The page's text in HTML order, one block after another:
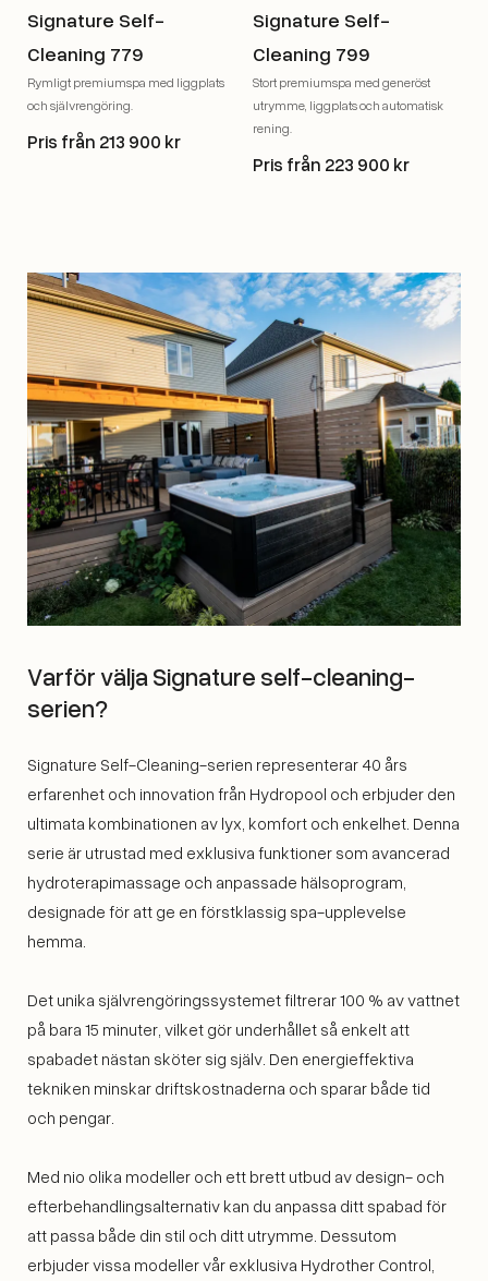
Signature Self-
Cleaning 779
Rymligt premiumspa med liggplats
och självrengöring.
Pris från 213 900 kr
Signature Self-
Cleaning 799
Stort premiumspa med generöst
utrymme, liggplats och automatisk
rening.
Pris från 223 900 kr
Varför välja Signature self-cleaning-
serien?
Signature Self-Cleaning-serien representerar 40 års
erfarenhet och innovation från Hydropool och erbjuder den
ultimata kombinationen av lyx, komfort och enkelhet. Denna
serie är utrustad med exklusiva funktioner som avancerad
hydroterapimassage och anpassade hälsoprogram,
designade för att ge en förstklassig spa-upplevelse
hemma.
Det unika självrengöringssystemet filtrerar 100 % av vattnet
på bara 15 minuter, vilket gör underhållet så enkelt att
spabadet nästan sköter sig själv. Den energieffektiva
tekniken minskar driftskostnaderna och sparar både tid
och pengar.
Med nio olika modeller och ett brett utbud av design- och
efterbehandlingsalternativ kan du anpassa ditt spabad för
att passa både din stil och ditt utrymme. Dessutom
erbjuder vissa modeller vår exklusiva Hydrother Control,